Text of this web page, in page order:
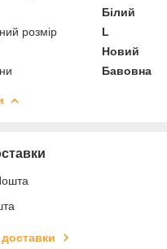
Білий
розмір
L
Новий
Бавовна